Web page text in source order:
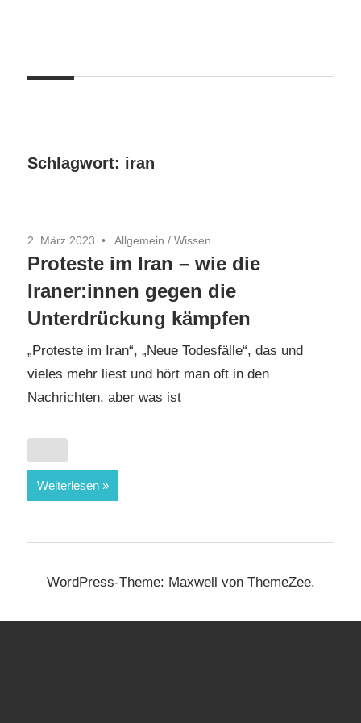
Schlagwort: iran
2. März 2023 Allgemein / Wissen
Proteste im Iran – wie die
Iraner:innen gegen die
Unterdrückung kämpfen
„Proteste im Iran“, „Neue Todesfälle“, das und
vieles mehr liest und hört man oft in den
Nachrichten, aber was ist
Weiterlesen
WordPress-Theme: Maxwell von ThemeZee.